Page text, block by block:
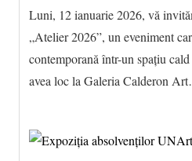
Luni, 12 ianuarie 2026, vă
„Atelier 2026”, un eveniment
contemporană într-un spațiu
avea loc la Galeria Calderon